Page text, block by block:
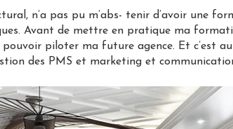
n’a pas pu m’abs- tenir d’avoir une
Avant de mettre en pratique ma
piloter ma future agence. Et c’est
des PMS et marketing et